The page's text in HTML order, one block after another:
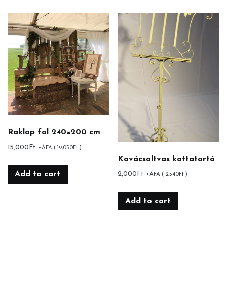
Raklap fal 240×200 cm
15,000 Ft +ÁFA ( 19,050Ft )
Add to cart
Kovácsoltvas kottatartó
2,000 Ft +ÁFA ( 2,540Ft )
Add to cart